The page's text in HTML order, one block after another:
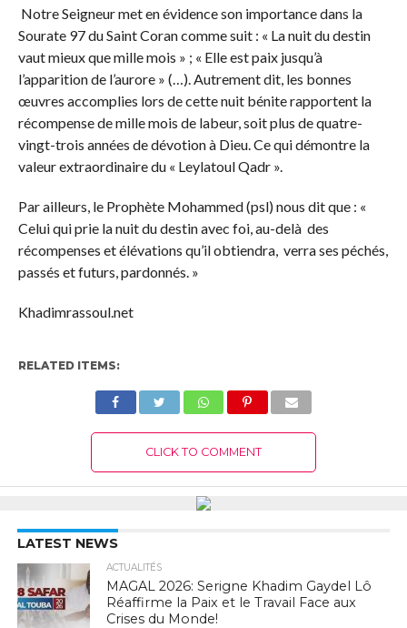
Notre Seigneur met en évidence son importance dans la
Sourate 97 du Saint Coran comme suit : « La nuit du destin
vaut mieux que mille mois » ; « Elle est paix jusqu’à
l’apparition de l’aurore » (…). Autrement dit, les bonnes
œuvres accomplies lors de cette nuit bénite rapportent la
récompense de mille mois de labeur, soit plus de quatre-
vingt-trois années de dévotion à Dieu. Ce qui démontre la
valeur extraordinaire du « Leylatoul Qadr ».
Par ailleurs, le Prophète Mohammed (psl) nous dit que : «
Celui qui prie la nuit du destin avec foi, au-delà des
récompenses et élévations qu’il obtiendra, verra ses péchés,
passés et futurs, pardonnés. »
Khadimrassoul.net
RELATED ITEMS:
CLICK TO COMMENT
LATEST NEWS
ACTUALITÉS
MAGAL 2026: Serigne Khadim Gaydel Lô
Réaffirme la Paix et le Travail Face aux
Crises du Monde!